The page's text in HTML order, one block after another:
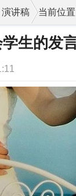
当前位置
演讲稿
生的发